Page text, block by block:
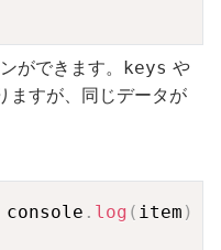
ができます。 keys や
ますが、同じデータが
console . log ( item )